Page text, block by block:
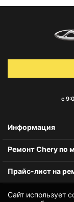
Сайт использует
с
Информация
Ремонт Chery по
Прайс-лист на